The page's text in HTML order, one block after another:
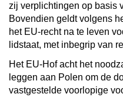
zij verplichtingen op basis
Bovendien geldt volgens
het EU-recht na te leven
lidstaat, met inbegrip van
Het EU-Hof acht het
leggen aan Polen om de
vastgestelde voorlopige